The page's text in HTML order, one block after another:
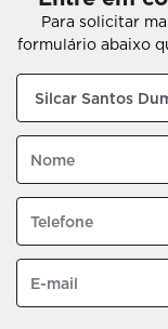
Para solicitar
formulário abaixo